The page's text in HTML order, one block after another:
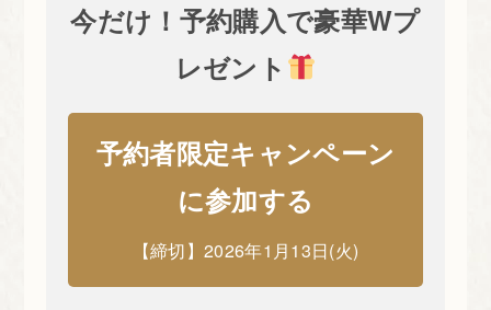
今だけ！予約購入で豪華Wプ
レゼント
予約者限定キャンペーン
に参加する
【締切】2026年1月13日(火)